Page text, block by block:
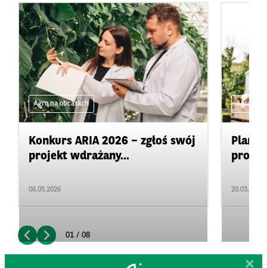
Agro na obcasach
Konkurs ARIA 2026 – zgłoś swój
projekt wdrażany...
06.05.2026
Agro na
Plan
20.03.2026
01 / 08